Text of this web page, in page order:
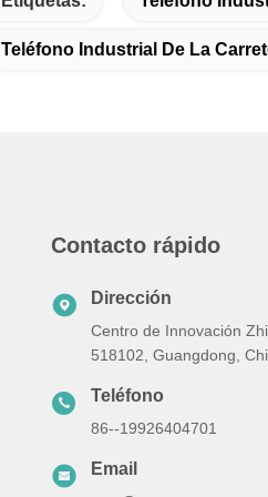
Teléfono Industrial De La
Contacto rápido
Dirección
Centro de Innovación
518102, Guangdong,
Teléfono
86--19926404701
Email